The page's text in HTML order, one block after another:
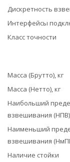
Дискретность
Интерфейсы
Класс точности
Масса (Брутто), кг
Масса (Нетто), кг
Наибольший
взвешивания (НПВ)
Наименьший
взвешивания
Наличие стойки